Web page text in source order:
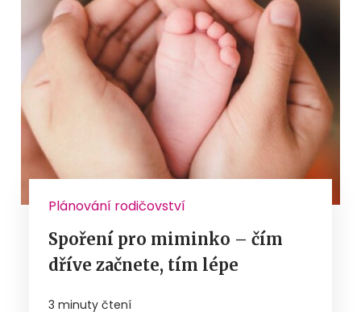
Plánování rodičovství
Spoření pro miminko – čím
dříve začnete, tím lépe
3 minuty čtení